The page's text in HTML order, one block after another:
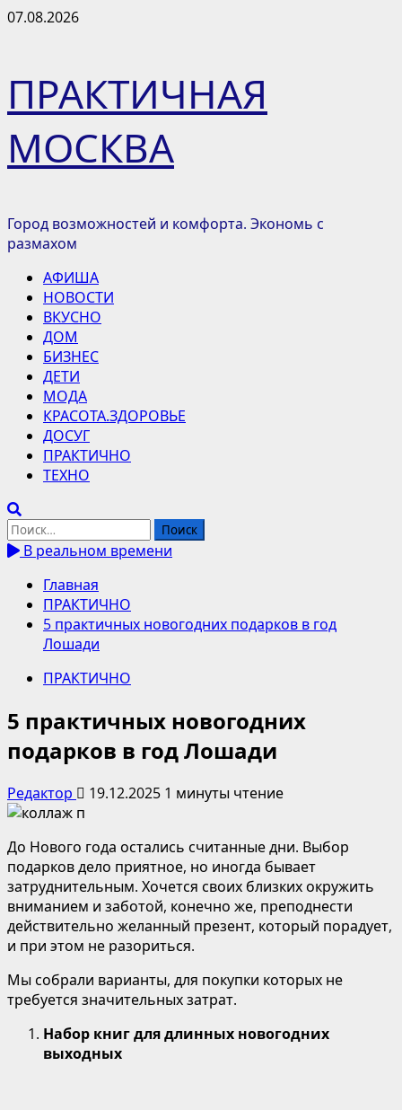
Перейти
07.08.2026
ПРАКТИЧНАЯ
МОСКВА
Город возможностей и комфорта. Экономь с
размахом
Основное
меню
АФИША
НОВОСТИ
ВКУСНО
ДОМ
БИЗНЕС
ДЕТИ
МОДА
КРАСОТА.ЗДОРОВЬЕ
ДОСУГ
ПРАКТИЧНО
ТЕХНО
Найти:
В реальном времени
Главная
ПРАКТИЧНО
5 практичных новогодних подарков в год
Лошади
ПРАКТИЧНО
5 практичных новогодних
подарков в год Лошади
Редактор 19.12.2025 1 минуты чтение
До Нового года остались считанные дни. Выбор
подарков дело приятное, но иногда бывает
затруднительным. Хочется своих близких окружить
вниманием и заботой, конечно же, преподнести
действительно желанный презент, который порадует,
и при этом не разориться.
Мы собрали варианты, для покупки которых не
требуется значительных затрат.
Набор книг для длинных новогодних
выходных